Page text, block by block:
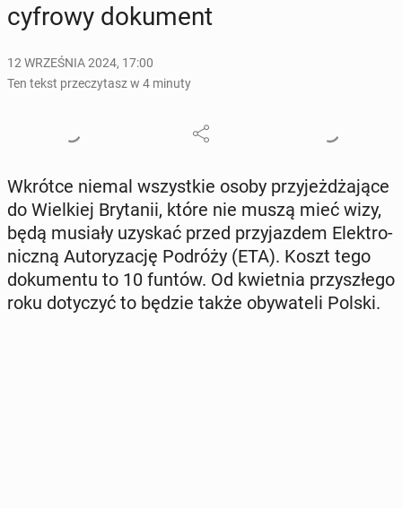
cyfrowy do­ku­ment
12 WRZEŚNIA 2024, 17:00
Ten tekst przeczytasz w 4 minuty
Wkrótce niemal wszyst­kie osoby przy­jeż­dża­ją­ce
do Wiel­kiej Bry­ta­nii, które nie muszą mieć wizy,
będą musiały uzyskać przed przy­jaz­dem Elek­tro­
nicz­ną Au­to­ry­za­cję Podróży (ETA). Koszt tego
do­ku­men­tu to 10 funtów. Od kwiet­nia przy­szłe­go
roku do­ty­czyć to będzie także oby­wa­te­li Polski.